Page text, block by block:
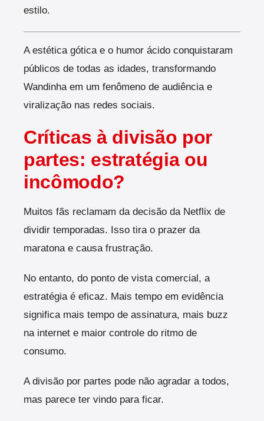
estilo.
A estética gótica e o humor ácido conquistaram
públicos de todas as idades, transformando
Wandinha em um fenômeno de audiência e
viralização nas redes sociais.
Críticas à divisão por
partes: estratégia ou
incômodo?
Muitos fãs reclamam da decisão da Netflix de
dividir temporadas. Isso tira o prazer da
maratona e causa frustração.
No entanto, do ponto de vista comercial, a
estratégia é eficaz. Mais tempo em evidência
significa mais tempo de assinatura, mais buzz
na internet e maior controle do ritmo de
consumo.
A divisão por partes pode não agradar a todos,
mas parece ter vindo para ficar.